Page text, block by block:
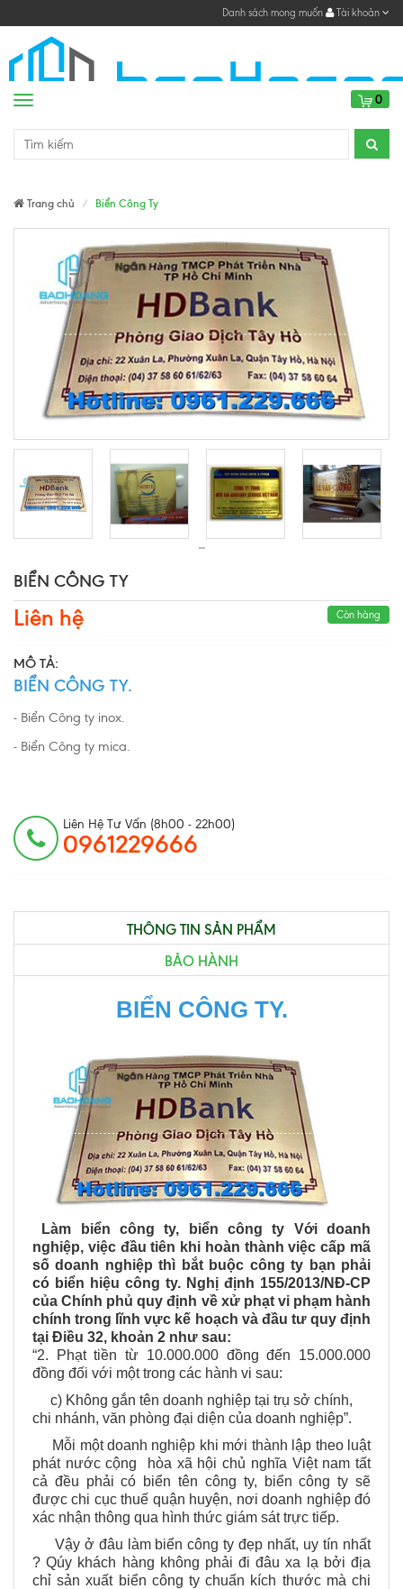
Danh sách mong muốn Tài khoản
Menu 0
Trang chủ Biển Công Ty
BIỂN CÔNG TY
Liên hệ Còn hàng
MÔ TẢ:
BIỂN CÔNG TY.
- Biển Công ty inox.
- Biển Công ty mica.
Liên Hệ Tư Vấn (8h00 - 22h00)
0961229666
THÔNG TIN SẢN PHẨM
BẢO HÀNH
BIỂN CÔNG TY.
Làm biển công ty, biển công ty Với doanh
nghiệp, việc đầu tiên khi hoàn thành việc cấp mã
số doanh nghiệp thì bắt buộc công ty bạn phải
có biển hiệu công ty. Nghị định 155/2013/NĐ-CP
của Chính phủ quy định về xử phạt vi phạm hành
chính trong lĩnh vực kế hoạch và đầu tư quy định
tại Điều 32, khoản 2 như sau:
“2. Phạt tiền từ 10.000.000 đồng đến 15.000.000
đồng đối với một trong các hành vi sau:
c) Không gắn tên doanh nghiệp tại trụ sở chính,
chi nhánh, văn phòng đại diện của doanh nghiệp”.
Mỗi một doanh nghiệp khi mới thành lập theo luật
phát nước cộng hòa xã hội chủ nghĩa Việt nam tất
cả đều phải có biển tên công ty, biển công ty sẽ
được chi cục thuế quận huyện, nơi doanh nghiệp đó
xác nhận thông qua hình thức giám sát trực tiếp.
Vậy ở đâu làm biển công ty đẹp nhất, uy tín nhất
? Qúy khách hàng không phải đi đâu xa lạ bởi địa
chỉ sản xuất biển công ty chuẩn kích thước mà chi